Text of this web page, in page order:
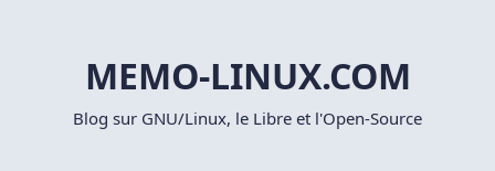
MEMO-LINUX.COM
Blog sur GNU/Linux, le Libre et l'Open-Source